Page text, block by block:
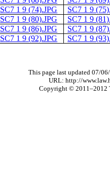
SC7 1 9 (74).JPG
SC7 1 9
SC7 1 9 (80).JPG
SC7 1 9
SC7 1 9 (86).JPG
SC7 1 9
SC7 1 9 (92).JPG SC7 1 9
This page last updated 07/
URL: http://
Copyright © 2011–2012